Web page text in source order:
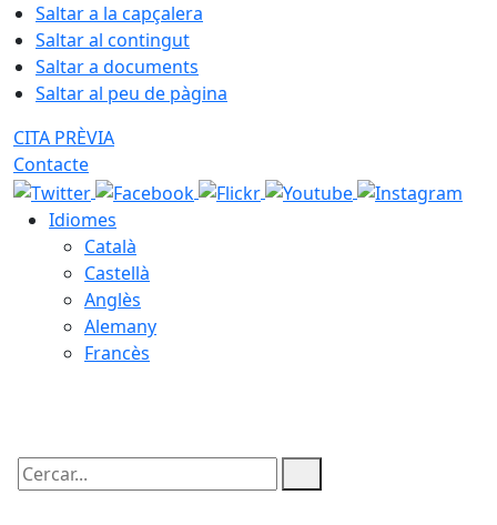
Saltar a la capçalera
Saltar al contingut
Saltar a documents
Saltar al peu de pàgina
CITA PRÈVIA
Contacte
Idiomes
Català
Castellà
Anglès
Alemany
Francès
Cercar: